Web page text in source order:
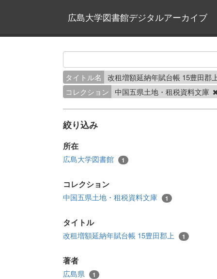
広島大学図書館デジタルアーカイブ
タイトル名
改租増額延納年賦台帳 15豊田郡
コレクション
中国五県土地・租税資料文庫
絞り込み
所在
広島大学図書館 1
コレクション
中国五県土地・租税資料文庫 1
タイトル
改租増額延納年賦台帳 15豊田郡上 1
著者
広島県 1